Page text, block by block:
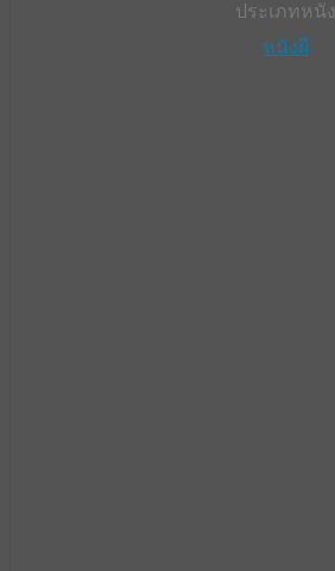
ประเภทหนัง
หนังผี